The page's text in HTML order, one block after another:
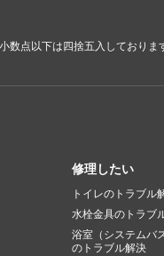
点以下は四捨五入しておりま
修理したい
トイレのトラブル
水栓金具のトラブ
浴室（システムバ
のトラブル解決